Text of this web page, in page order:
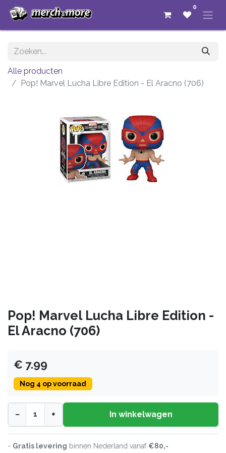
0
Alle producten
Pop! Marvel Lucha Libre Edition - El Aracno (706)
Pop! Marvel Lucha Libre Edition -
El Aracno (706)
€ 7.99
Nog 4 op voorraad
− + In winkelwagen
- Gratis levering binnen Nederland vanaf €80,-